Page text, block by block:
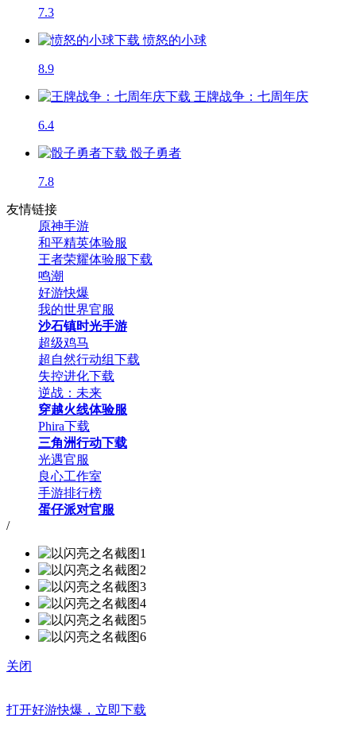
7.3
愤怒的小球
8.9
王牌战争：七周年庆
6.4
骰子勇者
7.8
友情链接
原神手游
和平精英体验服
王者荣耀体验服下载
鸣潮
好游快爆
我的世界官服
沙石镇时光手游
超级鸡马
超自然行动组下载
失控进化下载
逆战：未来
穿越火线体验服
Phira下载
三角洲行动下载
光遇官服
良心工作室
手游排行榜
蛋仔派对官服
/
关闭
打开好游快爆，立即下载